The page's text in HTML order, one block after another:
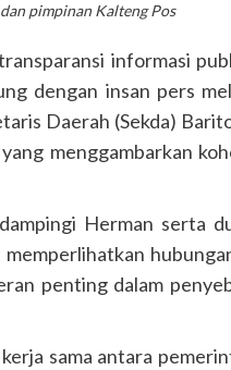
pimpinan Kalteng Pos
informasi
dengan insan pers
Daerah (Sekda)
menggambarkan
Herman serta
penting dalam
sama antara